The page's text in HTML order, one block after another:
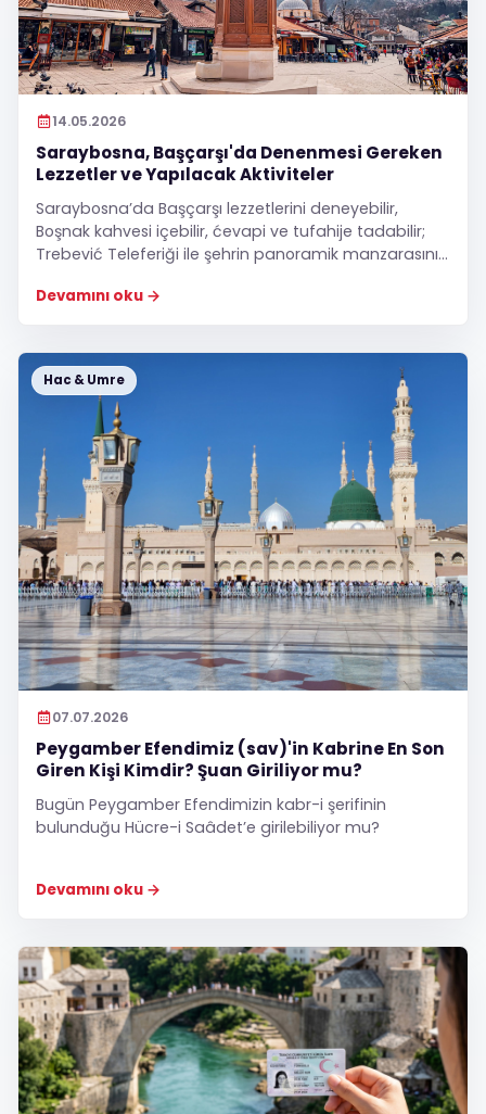
14.05.2026
Saraybosna, Başçarşı'da Denenmesi Gereken
Lezzetler ve Yapılacak Aktiviteler
Saraybosna’da Başçarşı lezzetlerini deneyebilir,
Boşnak kahvesi içebilir, ćevapi ve tufahije tadabilir;
Trebević Teleferiği ile şehrin panoramik manzarasını
Devamını oku
Hac & Umre
07.07.2026
Peygamber Efendimiz (sav)'in Kabrine En Son
Giren Kişi Kimdir? Şuan Giriliyor mu?
Bugün Peygamber Efendimizin kabr-i şerifinin
bulunduğu Hücre-i Saâdet’e girilebiliyor mu?
Devamını oku